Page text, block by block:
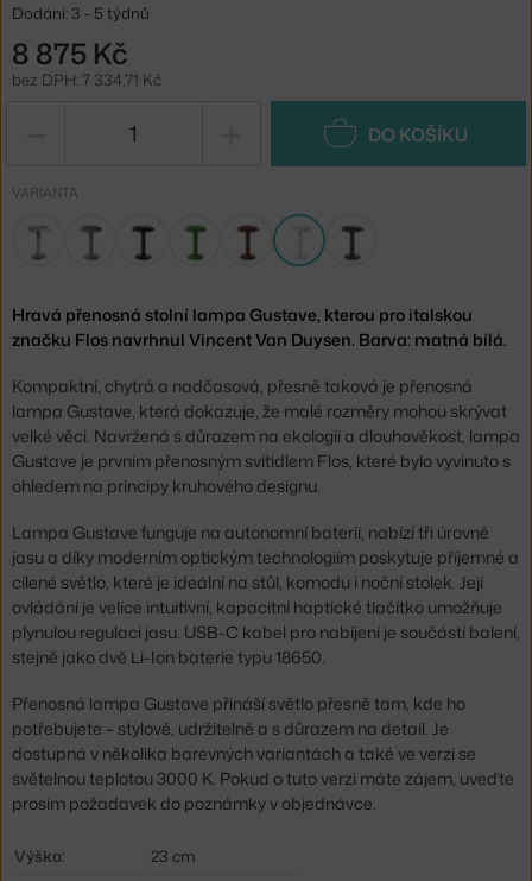
Dodání: 3 - 5 týdnů
8 875 Kč
bez DPH: 7 334,71 Kč
DO KOŠÍKU
VARIANTA
Hravá přenosná stolní lampa Gustave, kterou pro italskou
značku Flos navrhnul Vincent Van Duysen. Barva: matná bílá.
Kompaktní, chytrá a nadčasová, přesně taková je přenosná
lampa Gustave, která dokazuje, že malé rozměry mohou skrývat
velké věci. Navržená s důrazem na ekologii a dlouhověkost, lampa
Gustave je prvním přenosným svítidlem Flos, které bylo vyvinuto s
ohledem na principy kruhového designu.
Lampa Gustave funguje na autonomní baterii, nabízí tři úrovně
jasu a díky moderním optickým technologiím poskytuje příjemné a
cílené světlo, které je ideální na stůl, komodu i noční stolek. Její
ovládání je velice intuitivní, kapacitní haptické tlačítko umožňuje
plynulou regulaci jasu. USB-C kabel pro nabíjení je součástí balení,
stejně jako dvě Li-Ion baterie typu 18650.
Přenosná lampa Gustave přináší světlo přesně tam, kde ho
potřebujete – stylově, udržitelně a s důrazem na detail. Je
dostupná v několika barevných variantách a také ve verzi se
světelnou teplotou 3000 K. Pokud o tuto verzi máte zájem, uveďte
prosím požadavek do poznámky v objednávce.
Výška:
23 cm